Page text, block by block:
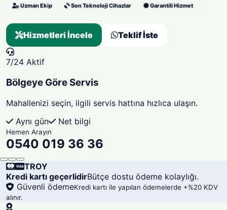
Uzman Ekip Son Teknoloji Cihazlar Garantili Hizmet
Hizmetleri İncele Teklif İste
7/24 Aktif
Bölgeye Göre Servis
Mahallenizi seçin, ilgili servis hattına hızlıca ulaşın.
Aynı gün
Net bilgi
Hemen Arayın
0540 019 36 36
TROY
Kredi kartı geçerlidirBütçe dostu ödeme kolaylığı.
Güvenli ödemeKredi kartı ile yapılan ödemelerde +%20 KDV
alınır.